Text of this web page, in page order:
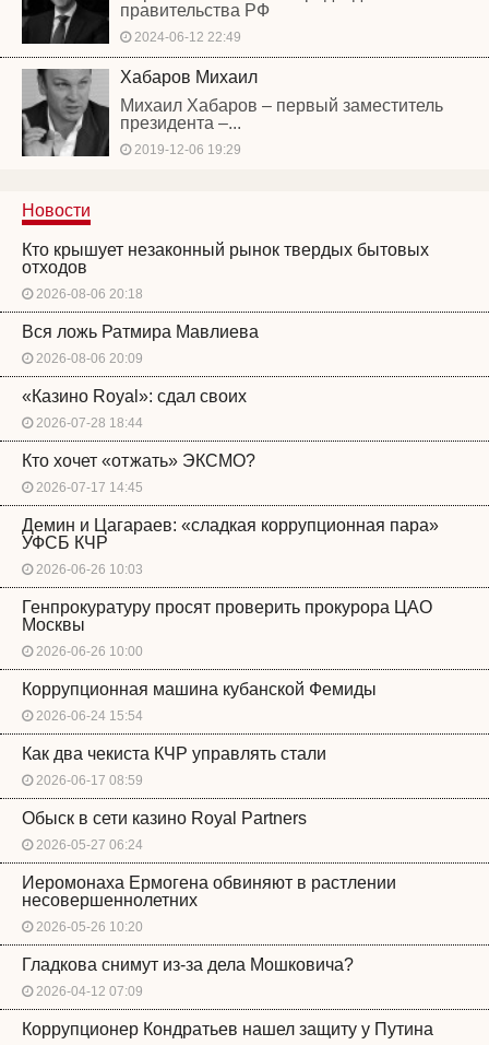
правительства РФ
2024-06-12 22:49
Хабаров Михаил
Михаил Хабаров – первый заместитель
президента –...
2019-12-06 19:29
Новости
Кто крышует незаконный рынок твердых бытовых
отходов
2026-08-06 20:18
Вся ложь Ратмира Мавлиева
2026-08-06 20:09
«Казино Royal»: сдал своих
2026-07-28 18:44
Кто хочет «отжать» ЭКСМО?
2026-07-17 14:45
Демин и Цагараев: «сладкая коррупционная пара»
УФСБ КЧР
2026-06-26 10:03
Генпрокуратуру просят проверить прокурора ЦАО
Москвы
2026-06-26 10:00
Коррупционная машина кубанской Фемиды
2026-06-24 15:54
Как два чекиста КЧР управлять стали
2026-06-17 08:59
Обыск в сети казино Royal Partners
2026-05-27 06:24
Иеромонаха Ермогена обвиняют в растлении
несовершеннолетних
2026-05-26 10:20
Гладкова снимут из-за дела Мошковича?
2026-04-12 07:09
Коррупционер Кондратьев нашел защиту у Путина